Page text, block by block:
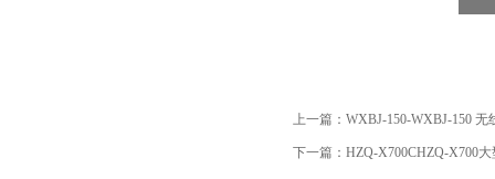
上一篇： WXBJ-150-WXBJ-150 无
下一篇： HZQ-X700CHZQ-X700